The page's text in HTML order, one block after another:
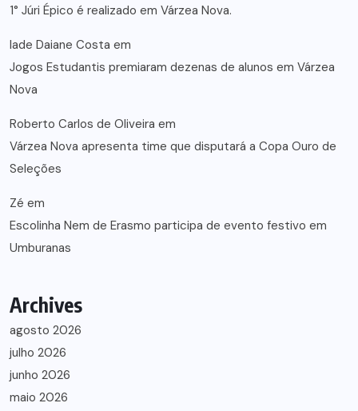
1° Júri Épico é realizado em Várzea Nova.
lade Daiane Costa em
Jogos Estudantis premiaram dezenas de alunos em Várzea
Nova
Roberto Carlos de Oliveira em
Várzea Nova apresenta time que disputará a Copa Ouro de
Seleções
Zé em
Escolinha Nem de Erasmo participa de evento festivo em
Umburanas
Archives
agosto 2026
julho 2026
junho 2026
maio 2026